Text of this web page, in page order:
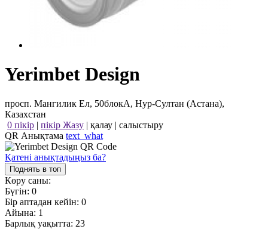
Yerimbet Design
просп. Мангилик Ел, 50блокА, Нур-Султан (Астана),
Казахстан
0 пікір | пікір Жазу | қалау | салыстыру
QR Анықтама text_what
Қатені анықтадыңыз ба?
Поднять в топ
Көру саны:
Бүгін: 0
Бір аптадан кейін: 0
Айына: 1
Барлық уақытта: 23